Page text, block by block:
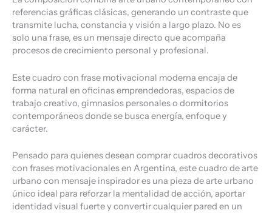
referencias gráficas clásicas, generando un contraste que
transmite lucha, constancia y visión a largo plazo. No es
solo una frase, es un mensaje directo que acompaña
procesos de crecimiento personal y profesional.
Este cuadro con frase motivacional moderna encaja de
forma natural en oficinas emprendedoras, espacios de
trabajo creativo, gimnasios personales o dormitorios
contemporáneos donde se busca energía, enfoque y
carácter.
Pensado para quienes desean comprar cuadros decorativos
con frases motivacionales en Argentina, este cuadro de arte
urbano con mensaje inspirador es una pieza de arte urbano
único ideal para reforzar la mentalidad de acción, aportar
identidad visual fuerte y convertir cualquier pared en un